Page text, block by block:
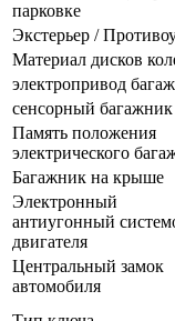
парковке
Экстерьер /
Материал дисков
электропривод
сенсорный багажник
Память положения
электрического
Багажник на крыше
Электронный
антиугонный
двигателя
Центральный замок
автомобиля